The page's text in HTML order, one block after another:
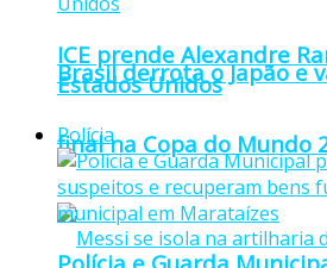
Brasil derrota o Japão e
final na Copa do Mundo
ICE prende Alexandre
Estados Unidos
Polícia